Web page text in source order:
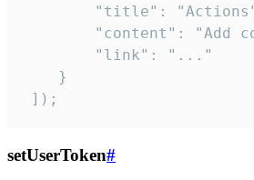
"title":
"content": "Add
        "link": "..."
    }
]);
setUserToken#